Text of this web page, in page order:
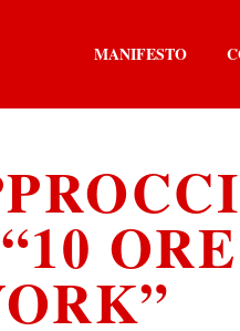
MANIFESTO